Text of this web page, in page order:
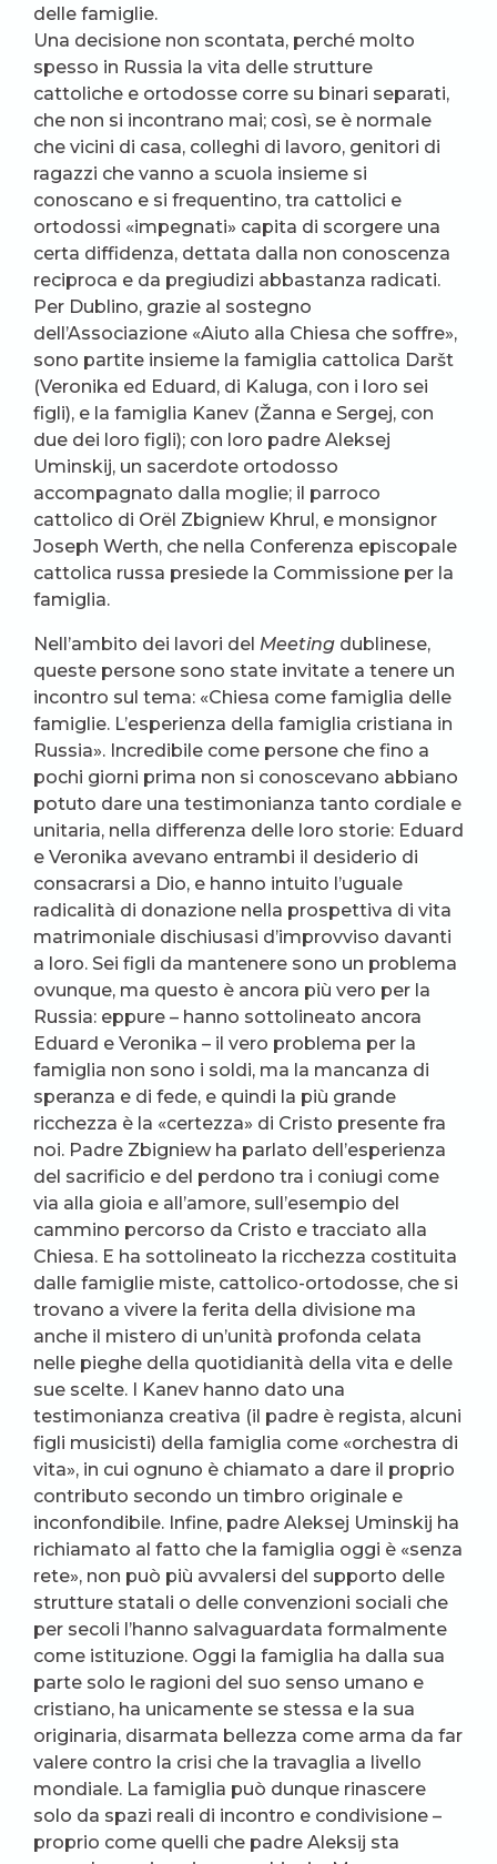
delle famiglie.
Una decisione non scontata, perché molto
spesso in Russia la vita delle strutture
cattoliche e ortodosse corre su binari separati,
che non si incontrano mai; così, se è normale
che vicini di casa, colleghi di lavoro, genitori di
ragazzi che vanno a scuola insieme si
conoscano e si frequentino, tra cattolici e
ortodossi «impegnati» capita di scorgere una
certa diffidenza, dettata dalla non conoscenza
reciproca e da pregiudizi abbastanza radicati.
Per Dublino, grazie al sostegno
dell’Associazione «Aiuto alla Chiesa che soffre»,
sono partite insieme la famiglia cattolica Daršt
(Veronika ed Eduard, di Kaluga, con i loro sei
figli), e la famiglia Kanev (Žanna e Sergej, con
due dei loro figli); con loro padre Aleksej
Uminskij, un sacerdote ortodosso
accompagnato dalla moglie; il parroco
cattolico di Orël Zbigniew Khrul, e monsignor
Joseph Werth, che nella Conferenza episcopale
cattolica russa presiede la Commissione per la
famiglia.
Nell’ambito dei lavori del Meeting dublinese,
queste persone sono state invitate a tenere un
incontro sul tema: «Chiesa come famiglia delle
famiglie. L’esperienza della famiglia cristiana in
Russia». Incredibile come persone che fino a
pochi giorni prima non si conoscevano abbiano
potuto dare una testimonianza tanto cordiale e
unitaria, nella differenza delle loro storie: Eduard
e Veronika avevano entrambi il desiderio di
consacrarsi a Dio, e hanno intuito l’uguale
radicalità di donazione nella prospettiva di vita
matrimoniale dischiusasi d’improvviso davanti
a loro. Sei figli da mantenere sono un problema
ovunque, ma questo è ancora più vero per la
Russia: eppure – hanno sottolineato ancora
Eduard e Veronika – il vero problema per la
famiglia non sono i soldi, ma la mancanza di
speranza e di fede, e quindi la più grande
ricchezza è la «certezza» di Cristo presente fra
noi. Padre Zbigniew ha parlato dell’esperienza
del sacrificio e del perdono tra i coniugi come
via alla gioia e all’amore, sull’esempio del
cammino percorso da Cristo e tracciato alla
Chiesa. E ha sottolineato la ricchezza costituita
dalle famiglie miste, cattolico-ortodosse, che si
trovano a vivere la ferita della divisione ma
anche il mistero di un’unità profonda celata
nelle pieghe della quotidianità della vita e delle
sue scelte. I Kanev hanno dato una
testimonianza creativa (il padre è regista, alcuni
figli musicisti) della famiglia come «orchestra di
vita», in cui ognuno è chiamato a dare il proprio
contributo secondo un timbro originale e
inconfondibile. Infine, padre Aleksej Uminskij ha
richiamato al fatto che la famiglia oggi è «senza
rete», non può più avvalersi del supporto delle
strutture statali o delle convenzioni sociali che
per secoli l’hanno salvaguardata formalmente
come istituzione. Oggi la famiglia ha dalla sua
parte solo le ragioni del suo senso umano e
cristiano, ha unicamente se stessa e la sua
originaria, disarmata bellezza come arma da far
valere contro la crisi che la travaglia a livello
mondiale. La famiglia può dunque rinascere
solo da spazi reali di incontro e condivisione –
proprio come quelli che padre Aleksij sta